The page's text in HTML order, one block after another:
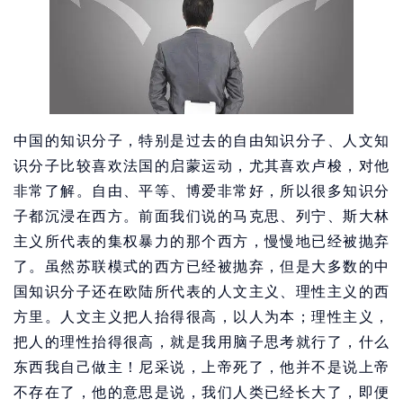
中国的知识分子，特别是过去的自由知识分子、人文知
识分子比较喜欢法国的启蒙运动，尤其喜欢卢梭，对他
非常了解。自由、平等、博爱非常好，所以很多知识分
子都沉浸在西方。前面我们说的马克思、列宁、斯大林
主义所代表的集权暴力的那个西方，慢慢地已经被抛弃
了。虽然苏联模式的西方已经被抛弃，但是大多数的中
国知识分子还在欧陆所代表的人文主义、理性主义的西
方里。人文主义把人抬得很高，以人为本；理性主义，
把人的理性抬得很高，就是我用脑子思考就行了，什么
东西我自己做主！尼采说，上帝死了，他并不是说上帝
不存在了，他的意思是说，我们人类已经长大了，即便